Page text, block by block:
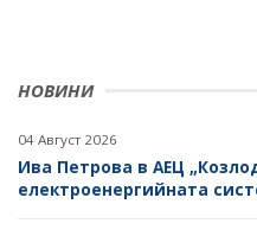
НОВИНИ
04 Август 2026
Ива Петрова в АЕЦ
електроенергийната
КАРИЕРИ
ОБЯВИ ЗА КОНКУРСИ
РЕЗУЛТАТИ ОТ
ВРЪЗКИ